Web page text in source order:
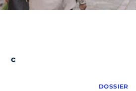
DOSSIER